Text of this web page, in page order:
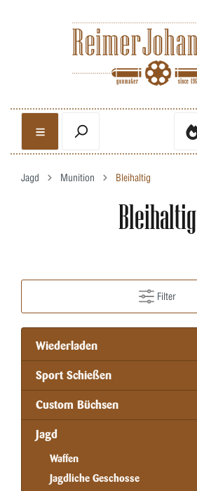
Jagd Munition Bleihaltig
Bleihaltig
Filter
Wiederladen
Sport Schießen
Custom Büchsen
Jagd
Waffen
Jagdliche Geschosse